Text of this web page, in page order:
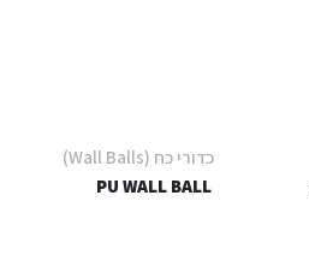
כדורי כח (Wall Balls)
PU WALL BALL